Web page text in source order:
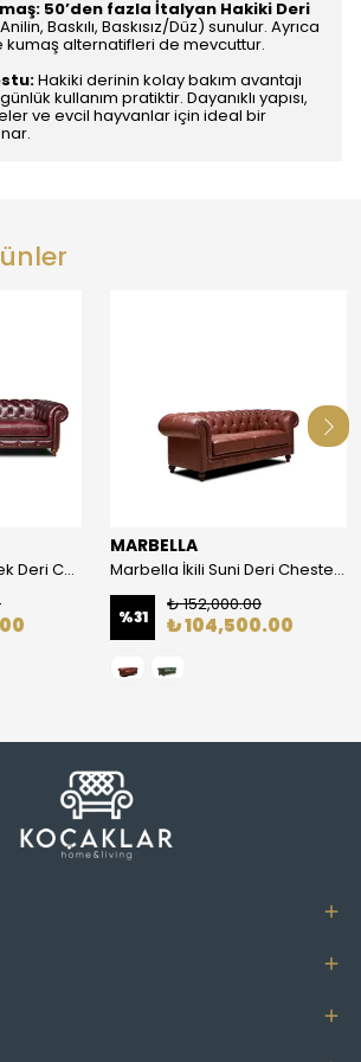
50’den fazla İtalyan Hakiki Deri
Baskılı, Baskısız/Düz) sunulur. Ayrıca
kumaş alternatifleri de mevcuttur.
Hakiki derinin kolay bakım avantajı
kullanım pratiktir. Dayanıklı yapısı,
ve evcil hayvanlar için ideal bir
Vintage Dörtlü Gerçek Deri Chester Koltuk
MARBELLA
Marbella İkili Suni Deri Chester Koltuk
%31
₺ 152,000.00
₺ 104,500.00